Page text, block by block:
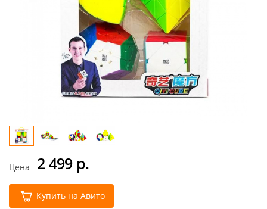
Цена 2 499 р.
Купить на Авито